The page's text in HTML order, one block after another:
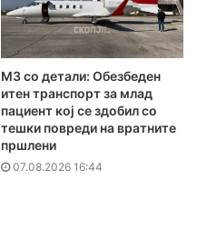
MЗ со детали: Обезбеден
итен транспорт за млад
пациент кој се здобил со
тешки повреди на вратните
пршлени
07.08.2026 16:44